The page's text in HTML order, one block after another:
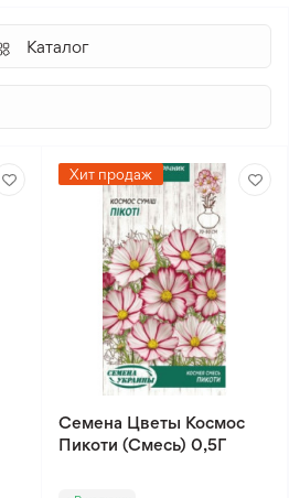
Каталог
Хит продаж
Семена Цветы Космос
Пикоти (Смесь) 0,5Г